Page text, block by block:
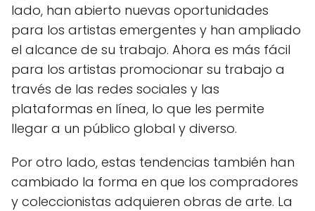
lado, han abierto nuevas oportunidades
para los artistas emergentes y han ampliado
el alcance de su trabajo. Ahora es más fácil
para los artistas promocionar su trabajo a
través de las redes sociales y las
plataformas en línea, lo que les permite
llegar a un público global y diverso.
Por otro lado, estas tendencias también han
cambiado la forma en que los compradores
y coleccionistas adquieren obras de arte. La